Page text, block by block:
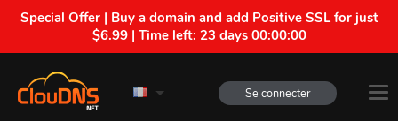
Special Offer | Buy a domain and add Positive SSL for just
$6.99 | Time left: 22 days 23:59:59
Se connecter